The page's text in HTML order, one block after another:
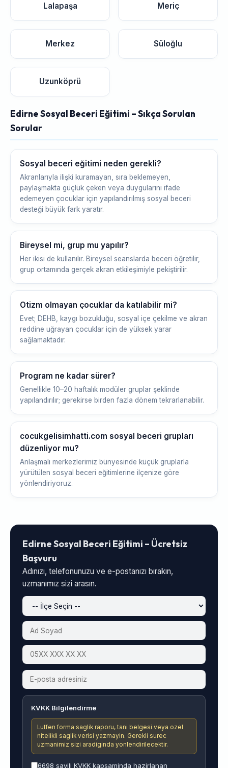
Lalapaşa Meriç
Merkez Süloğlu
Uzunköprü
Edirne Sosyal Beceri Eğitimi – Sıkça Sorulan
Sorular
Sosyal beceri eğitimi neden gerekli?
Akranlarıyla ilişki kuramayan, sıra beklemeyen,
paylaşmakta güçlük çeken veya duygularını ifade
edemeyen çocuklar için yapılandırılmış sosyal beceri
desteği büyük fark yaratır.
Bireysel mi, grup mu yapılır?
Her ikisi de kullanılır. Bireysel seanslarda beceri öğretilir,
grup ortamında gerçek akran etkileşimiyle pekiştirilir.
Otizm olmayan çocuklar da katılabilir mi?
Evet; DEHB, kaygı bozukluğu, sosyal içe çekilme ve akran
reddine uğrayan çocuklar için de yüksek yarar
sağlamaktadır.
Program ne kadar sürer?
Genellikle 10–20 haftalık modüler gruplar şeklinde
yapılandırılır; gerekirse birden fazla dönem tekrarlanabilir.
cocukgelisimhatti.com sosyal beceri grupları
düzenliyor mu?
Anlaşmalı merkezlerimiz bünyesinde küçük gruplarla
yürütülen sosyal beceri eğitimlerine ilçenize göre
yönlendiriyoruz.
Edirne Sosyal Beceri Eğitimi – Ücretsiz
Başvuru
Adınızı, telefonunuzu ve e-postanızı bırakın,
uzmanımız sizi arasın.
KVKK Bilgilendirme
Lutfen forma saglik raporu, tani belgesi veya ozel
nitelikli saglik verisi yazmayin. Gerekli surec
uzmanimiz sizi aradiginda yonlendirilecektir.
6698 sayili KVKK kapsaminda hazirlanan